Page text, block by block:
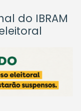
do IBRAM